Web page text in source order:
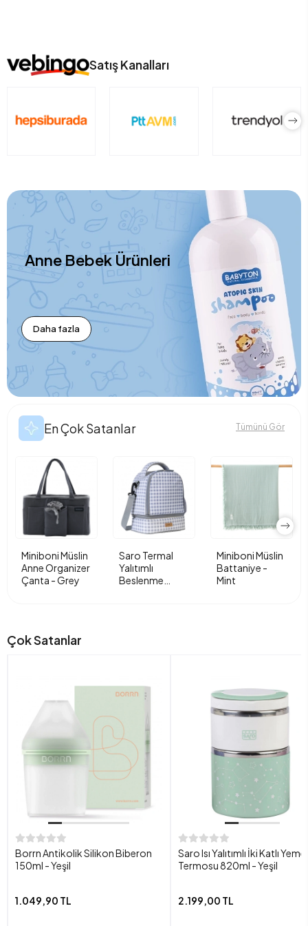
Satış Kanalları
Anne Bebek Ürünleri
Daha fazla
En Çok Satanlar Tümünü Gör
Miniboni Müslin
Anne Organizer
Çanta - Grey
Saro Termal
Yalıtımlı
Beslenme
Miniboni Müslin
Battaniye -
Mint
Çok Satanlar
Borrn Antikolik Silikon Biberon
150ml - Yeşil
1.049,90 TL
Saro Isı Yalıtımlı İki Katlı
Termosu 820ml - Yeşil
2.199,00 TL